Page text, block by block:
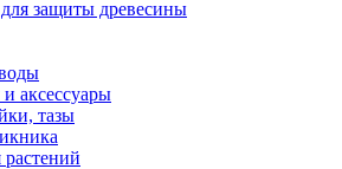
защиты древесины
аксессуары
тазы
растений